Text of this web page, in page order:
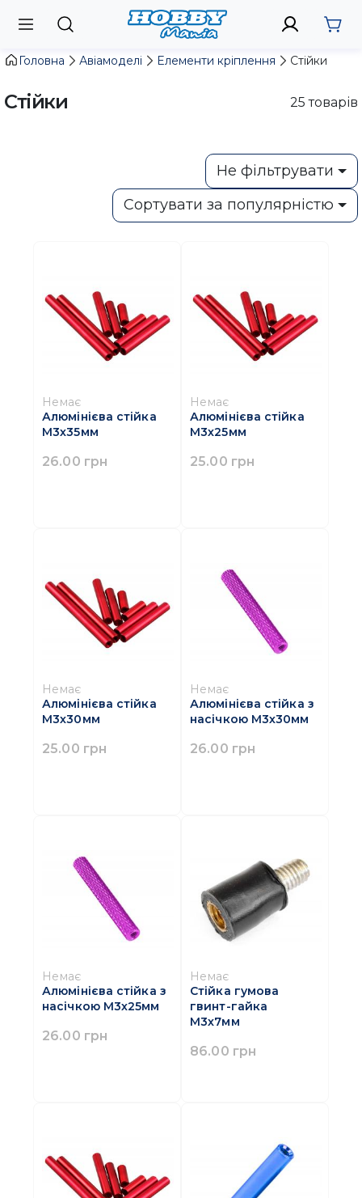
Головна Авіамоделі Елементи кріплення Стійки
Стійки 25 товарів
Не фільтрувати
Сортувати за популярністю
Немає
Алюмінієва стійка
M3х35мм
26.00 грн
Немає
Алюмінієва стійка
M3х25мм
25.00 грн
Немає
Алюмінієва стійка
M3х30мм
25.00 грн
Немає
Алюмінієва стійка з
насічкою M3х30мм
26.00 грн
Немає
Алюмінієва стійка з
насічкою M3х25мм
26.00 грн
Немає
Стійка гумова
гвинт-гайка
M3х7мм
86.00 грн